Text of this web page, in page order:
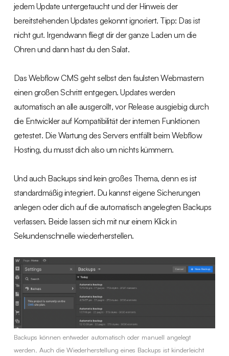
jedem Update untergetaucht und der Hinweis der
bereitstehenden Updates gekonnt ignoriert. Tipp: Das ist
nicht gut. Irgendwann fliegt dir der ganze Laden um die
Ohren und dann hast du den Salat.
Das Webflow CMS geht selbst den faulsten Webmastern
einen großen Schritt entgegen. Updates werden
automatisch an alle ausgerollt, vor Release ausgiebig durch
die Entwickler auf Kompatibilität der internen Funktionen
getestet. Die Wartung des Servers entfällt beim Webflow
Hosting, du musst dich also um nichts kümmern.
Und auch Backups sind kein großes Thema, denn es ist
standardmäßig integriert. Du kannst eigene Sicherungen
anlegen oder dich auf die automatisch angelegten Backups
verlassen. Beide lassen sich mit nur einem Klick in
Sekundenschnelle wiederherstellen.
Backups können entweder automatisch oder manuell angelegt
werden. Auch die Wiederherstellung eines Backups ist kinderleicht